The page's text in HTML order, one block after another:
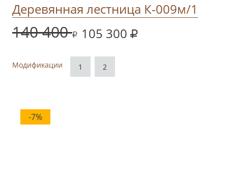
Деревянная лестница К-009м/1
140 400 105 300
Модификации 1 2
-7%